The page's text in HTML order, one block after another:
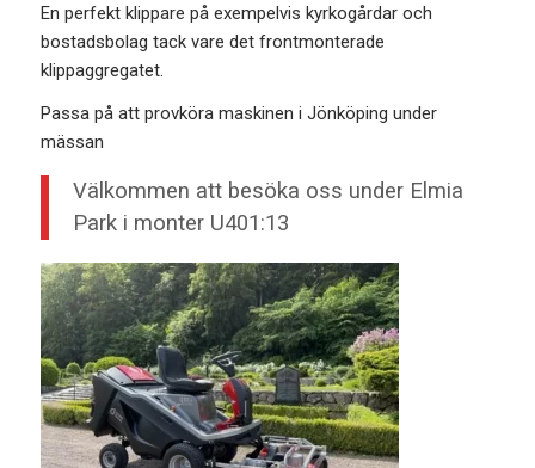
En perfekt klippare på exempelvis kyrkogårdar och
bostadsbolag tack vare det frontmonterade
klippaggregatet.
Passa på att provköra maskinen i Jönköping under
mässan
Välkommen att besöka oss under Elmia
Park i monter U401:13